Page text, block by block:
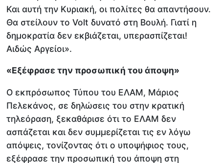
Και αυτή την Κυριακή, οι πολίτες θα απαντήσουν.
Θα στείλουν το Volt δυνατό στη Βουλή. Γιατί η
δημοκρατία δεν εκβιάζεται, υπερασπίζεται!
Αιδώς Αργείοι».
«Εξέφρασε την προσωπική του άποψη»
Ο εκπρόσωπος Τύπου του ΕΛΑΜ, Μάριος
Πελεκάνος, σε δηλώσεις του στην κρατική
τηλεόραση, ξεκαθάρισε ότι το ΕΛΑΜ δεν
ασπάζεται και δεν συμμερίζεται τις εν λόγω
απόψεις, τονίζοντας ότι ο υποψήφιος τους,
εξέφρασε την προσωπική του άποψη στη